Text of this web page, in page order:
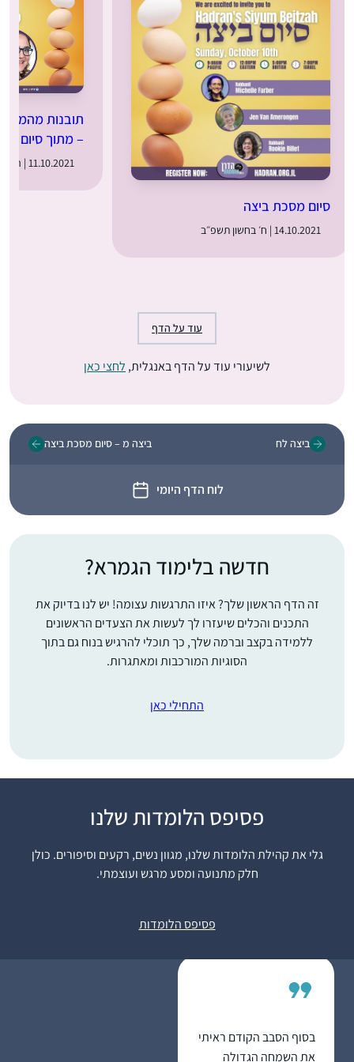
סיום מסכת ביצה
14.10.2021 | ח׳ בחשון תשפ״ב
תובנות
– מתוך סיום
11.10.2021 | ה׳ בחשון תשפ״ב
עוד על הדף
לשיעורי עוד על הדף באנגלית, לחצי כאן
ביצה לח
לוח הדף היומי
ביצה מ – סיום מסכת ביצה
חדשה בלימוד הגמרא?
זה הדף הראשון שלך? איזו התרגשות עצומה! יש לנו בדיוק את
התכנים והכלים שיעזרו לך לעשות את הצעדים הראשונים
ללמידה בקצב וברמה שלך, כך תוכלי להרגיש בנוח גם בתוך
הסוגיות המורכבות ומאתגרות.
התחילי כאן
פסיפס הלומדות שלנו
גלי את קהילת הלומדות שלנו, מגוון נשים, רקעים וסיפורים. כולן
חלק מתנועה ומסע מרגש ועוצמתי.
פסיפס הלומדות
בבנייני האומה וכל כך
התרשמתי ורציתי לקחת
חלק.. אבל לקח לי עוד
כשנה וחצי )באמצע
הלימוד חשוב לי מאוד..
הדף וגונבת כל פעם חצי
דף כשהילדים עסוקים
ומשלימה אח”כ אחרי
אולגה מזרחי
בסוף הסבב הקודם ראיתי
את השמחה הגדולה